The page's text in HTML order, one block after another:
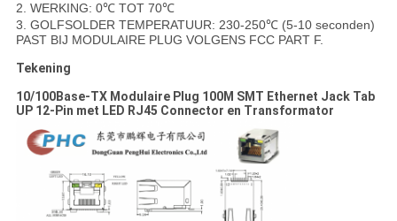
2. WERKING: 0℃ TOT 70℃
3. GOLFSOLDER TEMPERATUUR: 230-250℃ (5-10 seconden)
PAST BIJ MODULAIRE PLUG VOLGENS FCC PART F.
Tekening
10/100Base-TX Modulaire Plug 100M SMT Ethernet Jack Tab
UP 12-Pin met LED RJ45 Connector en Transformator